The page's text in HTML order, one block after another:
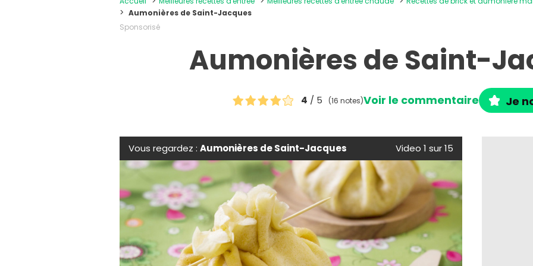
Aumonières de Saint-Jacques
Sponsorisé
Aumonières de Saint-
4 / 5 (16 notes)Voir le commentaire Je
Vous regardez : Aumonières de Saint-Jacques Video 1 sur 15